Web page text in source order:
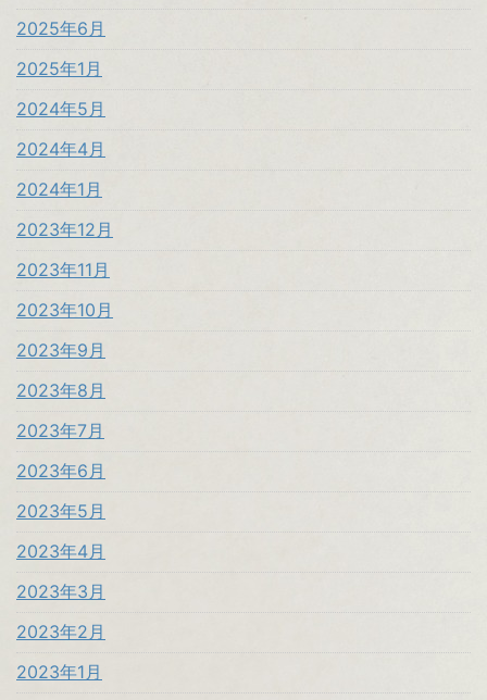
2025年6月
2025年1月
2024年5月
2024年4月
2024年1月
2023年12月
2023年11月
2023年10月
2023年9月
2023年8月
2023年7月
2023年6月
2023年5月
2023年4月
2023年3月
2023年2月
2023年1月